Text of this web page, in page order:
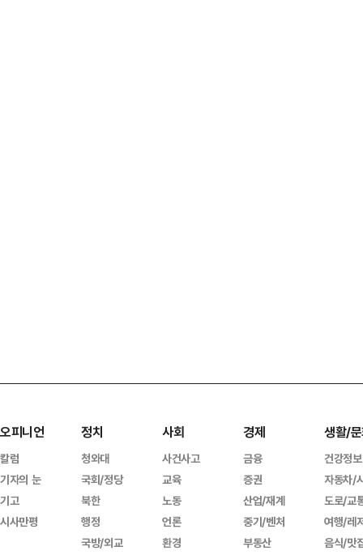
오피니언
칼럼
기자의 눈
기고
시사만평
정치
청와대
국회/정당
북한
행정
국방/외교
사회
사건사고
교육
노동
언론
환경
경제
금융
증권
산업/재계
중기/벤처
부동산
생활/
건강정보
자동차/
도로/교
여행/레
음식/맛